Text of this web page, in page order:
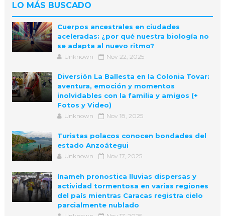
LO MÁS BUSCADO
Cuerpos ancestrales en ciudades
aceleradas: ¿por qué nuestra biología no
se adapta al nuevo ritmo?
Unknown Nov 22, 2025
Diversión La Ballesta en la Colonia Tovar:
aventura, emoción y momentos
inolvidables con la familia y amigos (+
Fotos y Video)
Unknown Nov 18, 2025
Turistas polacos conocen bondades del
estado Anzoátegui
Unknown Nov 17, 2025
Inameh pronostica lluvias dispersas y
actividad tormentosa en varias regiones
del país mientras Caracas registra cielo
parcialmente nublado